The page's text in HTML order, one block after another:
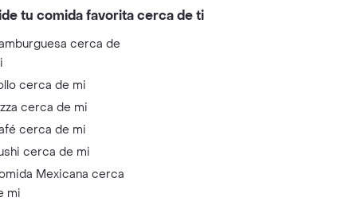
tu comida favorita cerca de ti
cerca de
cerca de mi
cerca de mi
cerca de mi
cerca de mi
Mexicana cerca
mi